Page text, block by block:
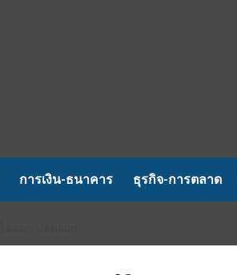
การเงิน-ธนาคาร ธุรกิจ-การตลาด